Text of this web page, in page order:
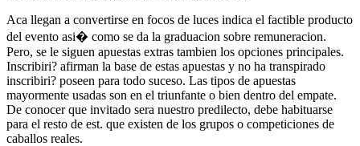
Aca llegan a convertirse en focos de luces indica el factible producto
del evento asi� como se da la graduacion sobre remuneracion.
Pero, se le siguen apuestas extras tambien los opciones principales.
Inscribiri? afirman la base de estas apuestas y no ha transpirado
inscribiri? poseen para todo suceso. Las tipos de apuestas
mayormente usadas son en el triunfante o bien dentro del empate.
De conocer que invitado sera nuestro predilecto, debe habituarse
para el resto de est. que existen de los grupos o competiciones de
caballos reales.